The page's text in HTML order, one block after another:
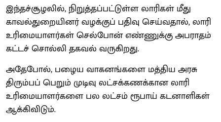
இந்தச்சூழலில், நிறுத்தப்பட்டுள்ள லாரிகள் மீது
காவல்துறையினர் வழக்குப் பதிவு செய்வதால், லாரி
உரிமையாளர்கள் செல்போன் எண்ணுக்கு அபராதம்
கட்டச் சொல்லி தகவல் வருகிறது.
அதேபோல், பழைய வாகனங்களை மத்திய அரசு
திரும்பப் பெறும் முடிவு லட்சக்கணக்கான லாரி
உரிமையாளர்களை பல லட்சம் ரூபாய் கடனாளிகள்
ஆக்கிவிடும்.